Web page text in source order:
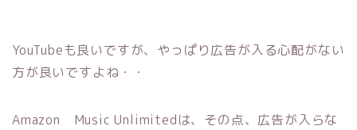
YouTubeも良いですが、やっぱり広告が入る心配がない
方が良いですよね・・
Amazon Music Unlimitedは、その点、広告が入らな